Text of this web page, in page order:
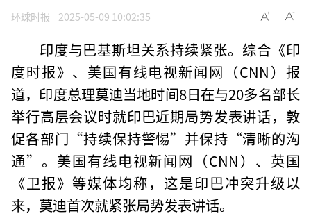
环球时报 2025-05-09 10:02:35
印度与巴基斯坦关系持续紧张。综合《印
度时报》、美国有线电视新闻网（CNN）报
道，印度总理莫迪当地时间8日在与20多名部长
举行高层会议时就印巴近期局势发表讲话，敦
促各部门“持续保持警惕”并保持“清晰的沟
通”。美国有线电视新闻网（CNN）、英国
《卫报》等媒体均称，这是印巴冲突升级以
来，莫迪首次就紧张局势发表讲话。